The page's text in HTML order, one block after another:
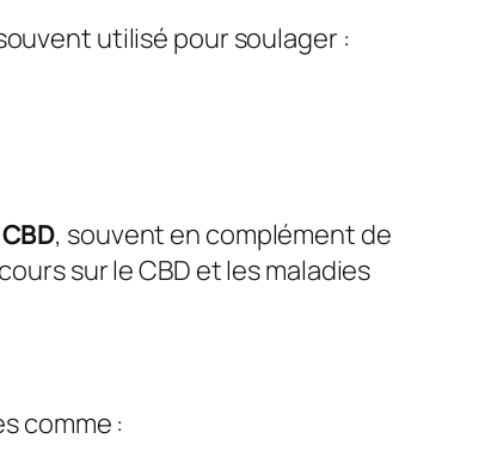
utilisé pour soulager :
, souvent en complément de
sur le CBD et les maladies
comme :